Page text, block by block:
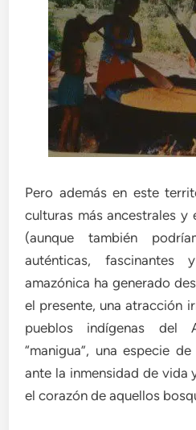
Pero además en este
culturas más ancestrales y
(aunque también
auténticas,
amazónica ha generado
el presente, una atracción
pueblos indígenas del
“manigua”, una especie
ante la inmensidad de vida
el corazón de aquellos